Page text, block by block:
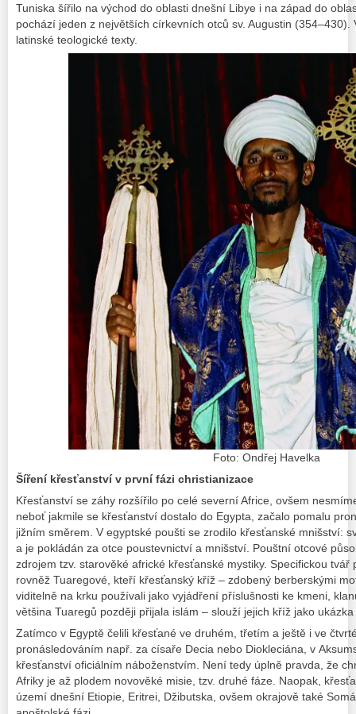
Tuniska šířilo na východ do oblasti dnešní Libye i na západ do
pochází jeden z největších církevních otců sv. Augustin (354–430).
latinské teologické texty.
Foto: Ondřej Havelka
Šíření křesťanství v první fázi christianizace
Křesťanství se záhy rozšířilo po celé severní Africe, ovšem
neboť jakmile se křesťanství dostalo do Egypta, začalo pomalu
jižním směrem. V egyptské poušti se zrodilo křesťanské mnišství:
a je pokládán za otce poustevnictví a mnišství. Pouštní otcové
zdrojem tzv. starověké africké křesťanské mystiky. Specifickou
rovněž Tuaregové, kteří křesťanský kříž – zdobený berberskými
viditelně na krku používali jako vyjádření příslušnosti ke kmeni,
většina Tuaregů později přijala islám – slouží jejich kříž jako
Zatímco v Egyptě čelili křesťané ve druhém, třetím a ještě i ve
pronásledováním např. za císaře Decia nebo Diokleciána, v
křesťanství oficiálním náboženstvím. Není tedy úplně pravda, že
Afriky je až plodem novověké misie, tzv. druhé fáze. Naopak,
území dnešní Etiopie, Eritrei, Džibutska, ovšem okrajově také